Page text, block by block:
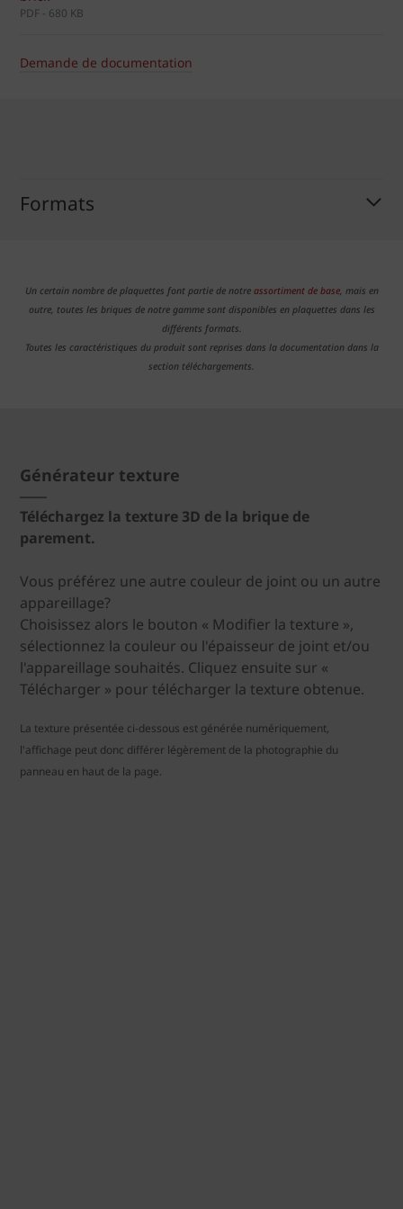
PDF - 680 KB
Demande de documentation
Formats
Un certain nombre de plaquettes font partie de notre assortiment de base, mais en
outre, toutes les briques de notre gamme sont disponibles en plaquettes dans les
différents formats.
Toutes les caractéristiques du produit sont reprises dans la documentation dans la
section téléchargements.
Générateur texture
Téléchargez la texture 3D de la brique de
parement.
Vous préférez une autre couleur de joint ou un autre
appareillage?
Choisissez alors le bouton « Modifier la texture »,
sélectionnez la couleur ou l'épaisseur de joint et/ou
l'appareillage souhaités. Cliquez ensuite sur «
Télécharger » pour télécharger la texture obtenue.
La texture présentée ci-dessous est générée numériquement,
l'affichage peut donc différer légèrement de la photographie du
panneau en haut de la page.